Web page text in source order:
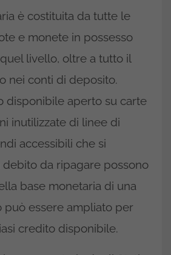
è costituita da tutte le
e monete in possesso
livello, oltre a tutto il
nei conti di deposito.
disponibile aperto su carte
inutilizzate di linee di
accessibili che si
da ripagare possono
base monetaria di una
può essere ampliato per
credito disponibile.